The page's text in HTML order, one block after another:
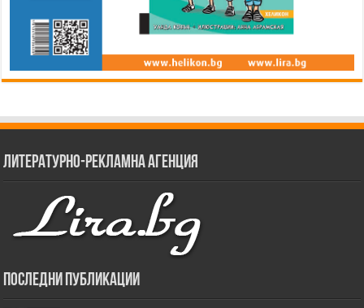
Литературно-рекламна агенция
Последни публикации